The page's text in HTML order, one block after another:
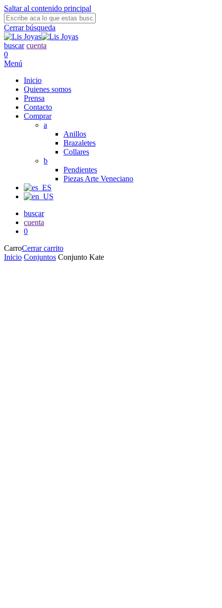
Saltar al contenido principal
Cerrar búsqueda
buscar cuenta
0
Menú
Inicio
Quienes somos
Prensa
Contacto
Comprar
a
Anillos
Brazaletes
Collares
b
Pendientes
Piezas Arte Veneciano
buscar
cuenta
0
CarroCerrar carrito
Inicio Conjuntos Conjunto Kate